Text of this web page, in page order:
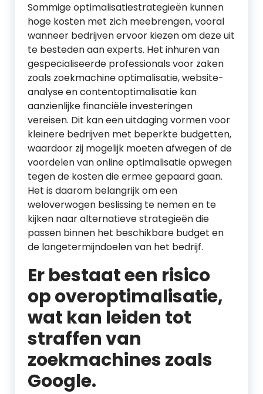
Sommige optimalisatiestrategieën kunnen
hoge kosten met zich meebrengen, vooral
wanneer bedrijven ervoor kiezen om deze uit
te besteden aan experts. Het inhuren van
gespecialiseerde professionals voor zaken
zoals zoekmachine optimalisatie, website-
analyse en contentoptimalisatie kan
aanzienlijke financiële investeringen
vereisen. Dit kan een uitdaging vormen voor
kleinere bedrijven met beperkte budgetten,
waardoor zij mogelijk moeten afwegen of de
voordelen van online optimalisatie opwegen
tegen de kosten die ermee gepaard gaan.
Het is daarom belangrijk om een
weloverwogen beslissing te nemen en te
kijken naar alternatieve strategieën die
passen binnen het beschikbare budget en
de langetermijndoelen van het bedrijf.
Er bestaat een risico
op overoptimalisatie,
wat kan leiden tot
straffen van
zoekmachines zoals
Google.